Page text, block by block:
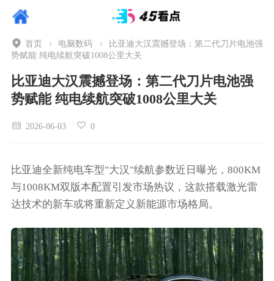
首页 电脑数码
比亚迪大汉震撼登场：第二代刀片电池强
势赋能 纯电续航突破1008公里大关
比亚迪大汉震撼登场：第二代刀片电池强
势赋能 纯电续航突破1008公里大关
2026-06-03 0
比亚迪全新纯电车型"大汉"续航参数近日曝光，800KM
与1008KM双版本配置引发市场热议，这款搭载激光雷
达技术的新车或将重新定义新能源市场格局。